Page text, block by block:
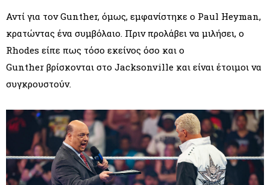
Αντί για τον Gunther, όμως, εμφανίστηκε ο Paul Heyman,
κρατώντας ένα συμβόλαιο. Πριν προλάβει να μιλήσει, ο
Rhodes είπε πως τόσο εκείνος όσο και ο
Gunther βρίσκονται στο Jacksonville και είναι έτοιμοι να
συγκρουστούν.